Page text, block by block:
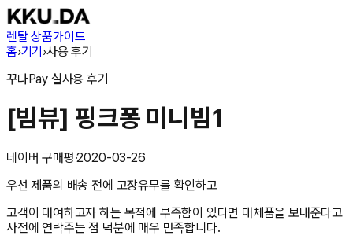
렌탈 상품가이드
홈›기기›사용 후기
꾸다Pay 실사용 후기
[빔뷰] 핑크퐁 미니빔1
네이버 구매평·2020-03-26
우선 제품의 배송 전에 고장유무를 확인하고
고객이 대여하고자 하는 목적에 부족함이 있다면 대체품을 보내준다고
사전에 연락주는 점 덕분에 매우 만족합니다.